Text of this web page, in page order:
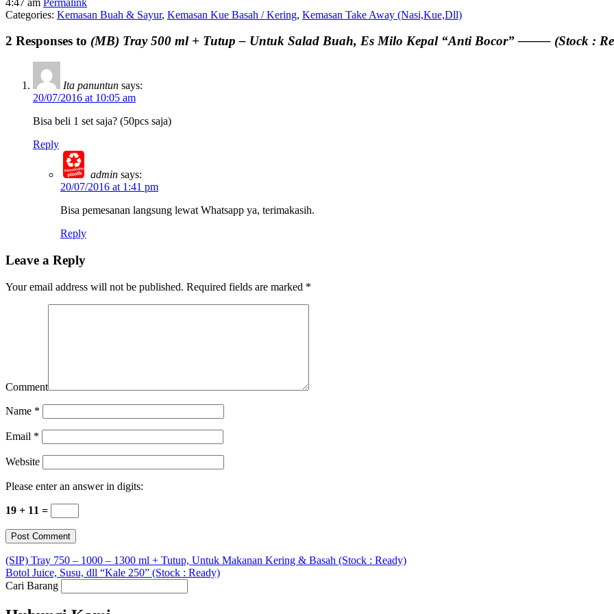
Categories: Kemasan Buah & Sayur, Kemasan Kue Basah / Kering, Kemasan Take Away (Nasi,Kue,Dll)
2 Responses to (MB) Tray 500 ml + Tutup – Untuk Salad Buah, Es Milo Kepal “Anti Bocor” ——– (Stock :
Ita panuntun says:
20/07/2016 at 10:05 am
Bisa beli 1 set saja? (50pcs saja)
Reply
admin says:
20/07/2016 at 1:41 pm
Bisa pemesanan langsung lewat Whatsapp ya, terimakasih.
Reply
Leave a Reply
Your email address will not be published. Required fields are marked *
Comment
Name *
Email *
Website
Please enter an answer in digits:
19 + 11 =
(SIP) Tray 750 – 1000 – 1300 ml + Tutup, Untuk Makanan Kering & Basah (Stock : Ready)
Botol Juice, Susu, dll “Kale 250” (Stock : Ready)
Cari Barang